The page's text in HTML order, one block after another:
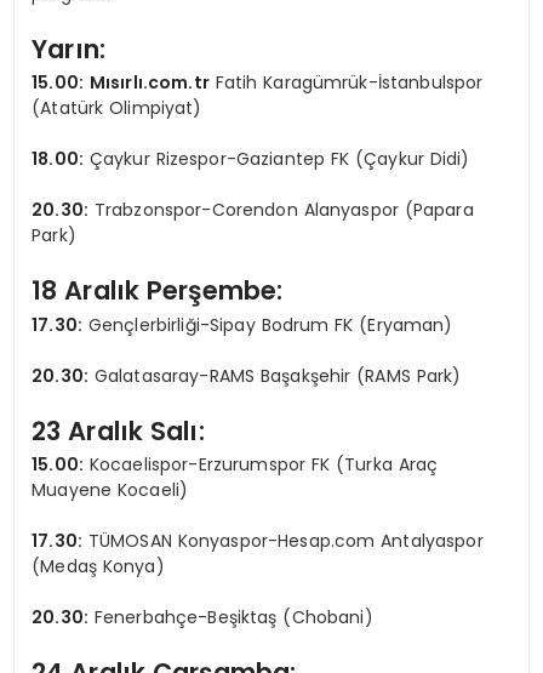
Yarın:
15.00: Mısırlı.com.trFatih Karagümrük-İstanbulspor
(Atatürk Olimpiyat)
18.00: Çaykur Rizespor-Gaziantep FK (Çaykur Didi)
20.30: Trabzonspor-Corendon Alanyaspor (Papara
Park)
18 Aralık Perşembe:
17.30: Gençlerbirliği-Sipay Bodrum FK (Eryaman)
20.30: Galatasaray-RAMS Başakşehir (RAMS Park)
23 Aralık Salı:
15.00: Kocaelispor-Erzurumspor FK (Turka Araç
Muayene Kocaeli)
17.30: TÜMOSAN Konyaspor-Hesap.com Antalyaspor
(Medaş Konya)
20.30: Fenerbahçe-Beşiktaş (Chobani)